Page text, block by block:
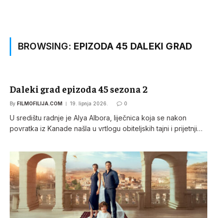
BROWSING: EPIZODA 45 DALEKI GRAD
Daleki grad epizoda 45 sezona 2
By FILMOFILIJA.COM 19. lipnja 2026. 0
U središtu radnje je Alya Albora, liječnica koja se nakon
povratka iz Kanade našla u vrtlogu obiteljskih tajni i prijetnji…